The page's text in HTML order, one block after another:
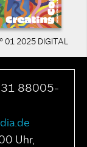
01 2025 DIGITAL
88005-
Uhr,